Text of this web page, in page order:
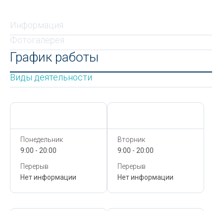
Информация
Фотогалерея
График работы
Виды деятельности
Понедельник
9:00 - 20:00
Перерыв
Нет информации
Вторник
9:00 - 20:00
Перерыв
Нет информации